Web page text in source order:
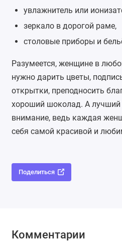
увлажнитель или
зеркало в дорогой раме,
столовые приборы и
Разумеется, женщине в
нужно дарить цветы,
открытки, преподносить
хороший шоколад. А лучший
внимание, ведь каждая
себя самой красивой и
Поделиться
Комментарии